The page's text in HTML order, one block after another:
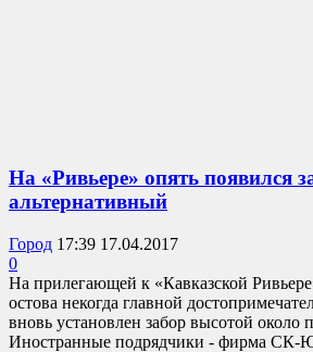
На «Ривьере» опять появился
альтернативный
Город 17:39 17.04.2017
0
На прилегающей к «Кавказской
остова некогда главной
вновь установлен забор высотой около
Иностранные подрядчики - фирма СК-